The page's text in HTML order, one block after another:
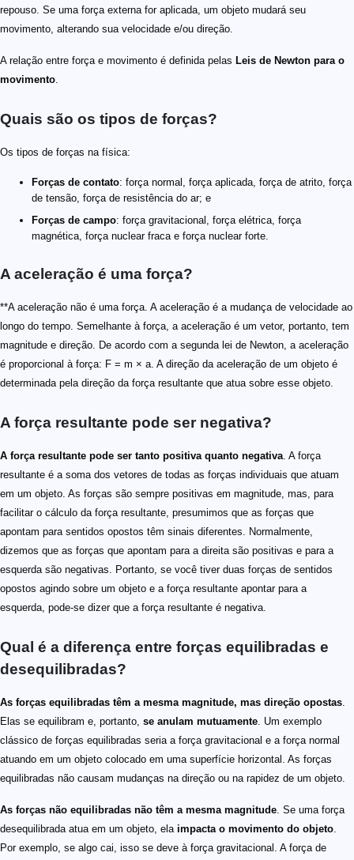
repouso. Se uma força externa for aplicada, um objeto mudará seu
movimento, alterando sua velocidade e/ou direção.
A relação entre força e movimento é definida pelas Leis de Newton para o
movimento.
Quais são os tipos de forças?
Os tipos de forças na física:
Forças de contato: força normal, força aplicada, força de atrito, força
de tensão, força de resistência do ar; e
Forças de campo: força gravitacional, força elétrica, força
magnética, força nuclear fraca e força nuclear forte.
A aceleração é uma força?
**A aceleração não é uma força. A aceleração é a mudança de velocidade ao
longo do tempo. Semelhante à força, a aceleração é um vetor, portanto, tem
magnitude e direção. De acordo com a segunda lei de Newton, a aceleração
é proporcional à força: F = m × a. A direção da aceleração de um objeto é
determinada pela direção da força resultante que atua sobre esse objeto.
A força resultante pode ser negativa?
A força resultante pode ser tanto positiva quanto negativa. A força
resultante é a soma dos vetores de todas as forças individuais que atuam
em um objeto. As forças são sempre positivas em magnitude, mas, para
facilitar o cálculo da força resultante, presumimos que as forças que
apontam para sentidos opostos têm sinais diferentes. Normalmente,
dizemos que as forças que apontam para a direita são positivas e para a
esquerda são negativas. Portanto, se você tiver duas forças de sentidos
opostos agindo sobre um objeto e a força resultante apontar para a
esquerda, pode-se dizer que a força resultante é negativa.
Qual é a diferença entre forças equilibradas e
desequilibradas?
As forças equilibradas têm a mesma magnitude, mas direção opostas.
Elas se equilibram e, portanto, se anulam mutuamente. Um exemplo
clássico de forças equilibradas seria a força gravitacional e a força normal
atuando em um objeto colocado em uma superfície horizontal. As forças
equilibradas não causam mudanças na direção ou na rapidez de um objeto.
As forças não equilibradas não têm a mesma magnitude. Se uma força
desequilibrada atua em um objeto, ela impacta o movimento do objeto.
Por exemplo, se algo cai, isso se deve à força gravitacional. A força de